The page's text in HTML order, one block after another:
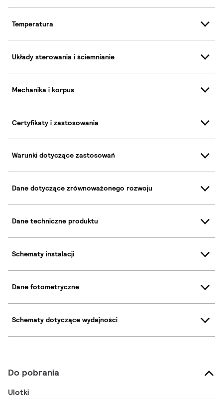
Temperatura
Układy sterowania i ściemnianie
Mechanika i korpus
Certyfikaty i zastosowania
Warunki dotyczące zastosowań
Dane dotyczące zrównoważonego rozwoju
Dane techniczne produktu
Schematy instalacji
Dane fotometryczne
Schematy dotyczące wydajności
Do pobrania
Ulotki